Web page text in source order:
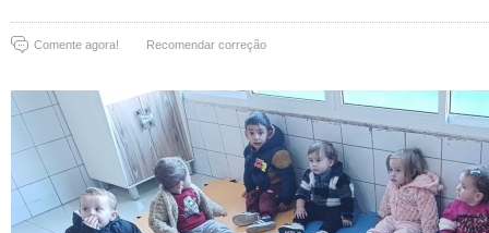
Comente agora! Recomendar correção